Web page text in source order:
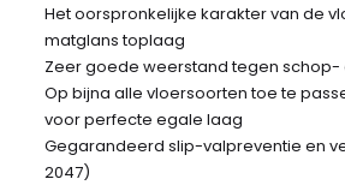
Het oorspronkelijke karakter van de
matglans toplaag
Zeer goede weerstand tegen schop-
Op bijna alle vloersoorten toe te
voor perfecte egale laag
Gegarandeerd slip-valpreventie en
2047)